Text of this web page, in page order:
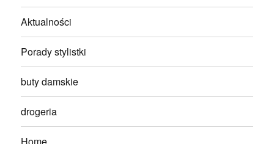
Aktualności
Porady stylistki
buty damskie
drogeria